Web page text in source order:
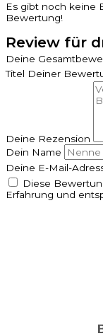
Es gibt noch keine
Bewertung!
Review für
Deine
Titel Deiner
Deine Rezension
Dein Name
Deine E-Mail-
Diese
Erfahrung und